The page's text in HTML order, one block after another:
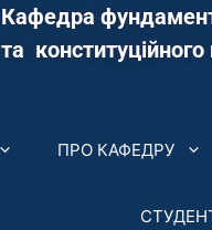
Кафедра
та конституційного
ПРО КАФЕДРУ